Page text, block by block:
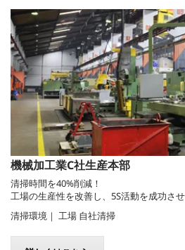
機械加工業C社生産本部
清掃時間を40%削減！
工場の生産性を改善し、5S活動を成功さ
清掃環境｜ 工場 自社清掃